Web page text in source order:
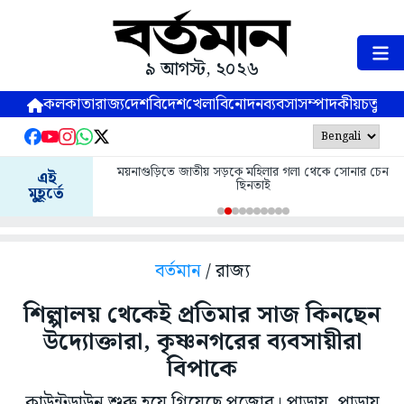
৯ আগস্ট, ২০২৬
কলকাতারাজ্যদেশবিদেশখেলাবিনোদনব্যবসাসম্পাদকীয়
এই
মুহূর্তে
ময়নাগুড়িতে জাতীয় সড়কে মহিলার গলা থেকে সোনার চেন
ছিনতাই
বর্তমান/ রাজ্য
শিল্পালয় থেকেই প্রতিমার সাজ কিনছেন
উদ্যোক্তারা, কৃষ্ণনগরের ব্যবসায়ীরা
বিপাকে